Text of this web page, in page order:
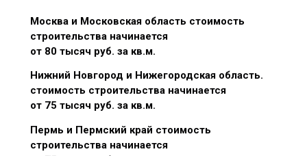
Пермь и Пермский край стоимость
строительства начинается
Нижний Новгород и Нижегородская область.
стоимость строительства начинается
от 75 тысяч руб. за кв.м.
Москва и Московская область стоимость
строительства начинается
от 80 тысяч руб. за кв.м.